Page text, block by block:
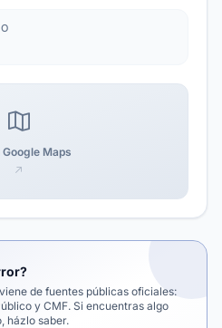
Google Maps
de fuentes públicas oficiales:
y CMF. Si encuentras algo
házlo saber.